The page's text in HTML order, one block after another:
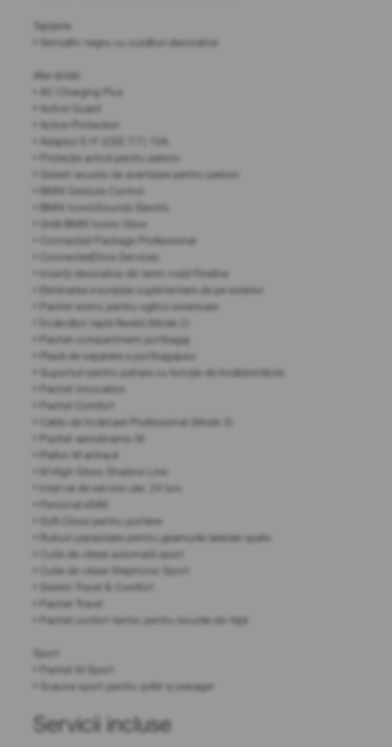
Tapițerie
• Sensafin negru cu cusături decorative
Alte dotări
• AC Charging Plus
• Active Guard
• Active Protection
• Adaptor E+F (CEE 7/7) 10A
• Protecție activă pentru pietoni
• Sistem acustic de avertizare pentru pietoni
• BMW Gesture Control
• BMW IconicSounds Electric
• Grilă BMW Iconic Glow
• Connected Package Professional
• ConnectedDrive Services
• Inserții decorative din lemn nobil Fineline
• Eliminarea inscripției suplimentare de pe exterior
• Pachet extins pentru oglinzi exterioare
• Încărcător rapid flexibil (Mode 2)
• Pachet compartiment portbagaj
• Plasă de separare a portbagajului
• Suporturi pentru pahare cu funcție de încălzire/răcire
• Pachet Innovation
• Pachet Comfort
• Cablu de încărcare Professional (Mode 3)
• Pachet aerodinamic M
• Plafon M antracit
• M High Gloss Shadow Line
• Interval de service ulei: 24 luni
• Personal eSIM
• Soft-Close pentru portiere
• Rulouri parasolare pentru geamurile laterale spate
• Cutie de viteze automată sport
• Cutie de viteze Steptronic Sport
• Sistem Travel & Comfort
• Pachet Travel
• Pachet confort termic pentru locurile din față
Sport
• Pachet M Sport
• Scaune sport pentru șofer și pasager
Servicii incluse